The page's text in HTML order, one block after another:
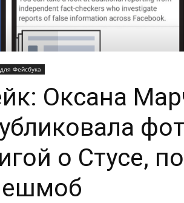
Фейсбука
Оксана
о Стусе,